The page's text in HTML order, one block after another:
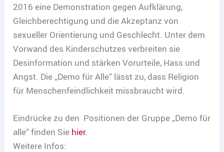
2016 eine Demonstration gegen Aufklärung,
Gleichberechtigung und die Akzeptanz von
sexueller Orientierung und Geschlecht. Unter dem
Vorwand des Kinderschutzes verbreiten sie
Desinformation und stärken Vorurteile, Hass und
Angst. Die „Demo für Alle“ lässt zu, dass Religion
für Menschenfeindlichkeit missbraucht wird.
Eindrücke zu den Positionen der Gruppe „Demo für
alle“ finden Sie hier.
Weitere Infos: